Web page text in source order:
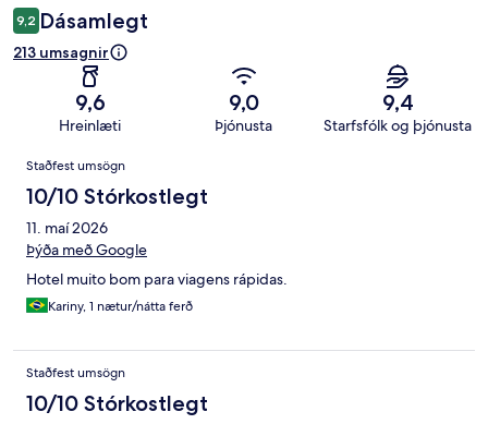
9,2 Dásamlegt
213 umsagnir
9,6
Hreinlæti
9,0
Þjónusta
9,4
Starfsfólk og þjónusta
Umsagnir
Staðfest umsögn
10/10 Stórkostlegt
11. maí 2026
Þýða með Google
Hotel muito bom para viagens rápidas.
Kariny, 1 nætur/nátta ferð
Staðfest umsögn
10/10 Stórkostlegt